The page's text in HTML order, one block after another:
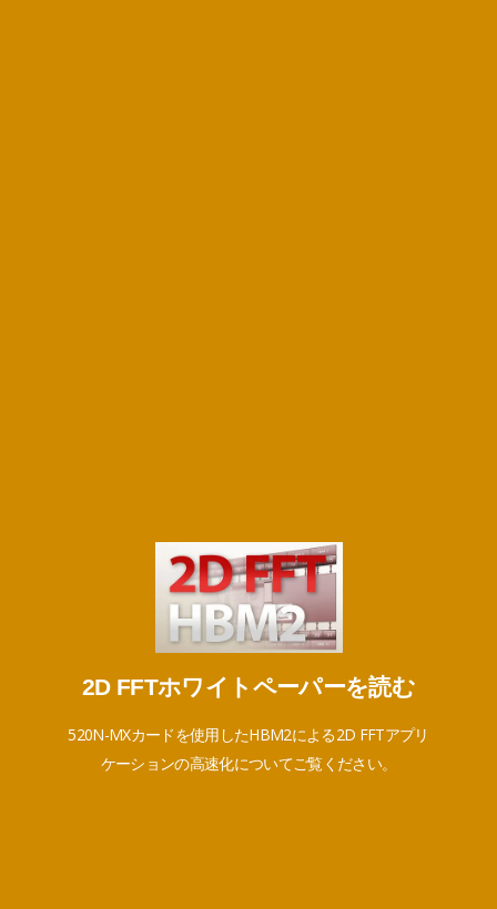
2D FFTホワイトペーパーを読む
520N-MXカードを使用したHBM2による2D FFTアプリ
ケーションの高速化についてご覧ください。
2D FFTホワイトペーパーを読む
こちらをクリックしてくださ
い。